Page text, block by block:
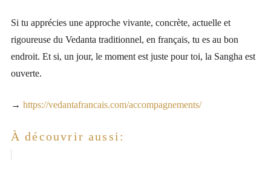
Si tu apprécies une approche vivante, concrète, actuelle et
rigoureuse du Vedanta traditionnel, en français, tu es au bon
endroit. Et si, un jour, le moment est juste pour toi, la Sangha est
ouverte.
→ https://vedantafrancais.com/accompagnements/
À découvrir aussi: